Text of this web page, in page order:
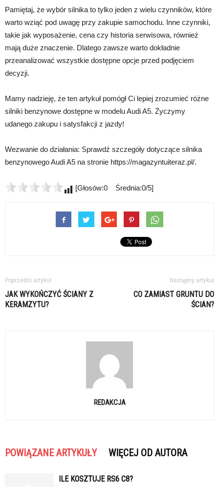
Pamiętaj, że wybór silnika to tylko jeden z wielu czynników, które
warto wziąć pod uwagę przy zakupie samochodu. Inne czynniki,
takie jak wyposażenie, cena czy historia serwisowa, również
mają duże znaczenie. Dlatego zawsze warto dokładnie
przeanalizować wszystkie dostępne opcje przed podjęciem
decyzji.
Mamy nadzieję, że ten artykuł pomógł Ci lepiej zrozumieć różne
silniki benzynowe dostępne w modelu Audi A5. Życzymy
udanego zakupu i satysfakcji z jazdy!
Wezwanie do działania: Sprawdź szczegóły dotyczące silnika
benzynowego Audi A5 na stronie https://magazyntuiteraz.pl/.
[Głosów:0 Średnia:0/5]
Poprzedni artykuł
JAK WYKOŃCZYĆ ŚCIANY Z
KERAMZYTU?
Następny artykuł
CO ZAMIAST GRUNTU DO
ŚCIAN?
REDAKCJA
POWIĄZANE ARTYKUŁY WIĘCEJ OD AUTORA
ILE KOSZTUJE RS6 C8?